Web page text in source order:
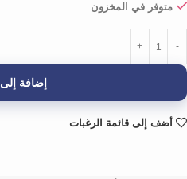
متوفر في المخزون
إضافة
أضف إلى قائمة الرغبات